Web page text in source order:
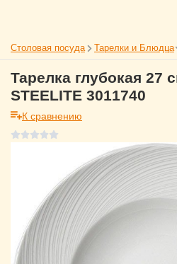
Столовая посуда Тарелки и Блюдца
Тарелка глубокая 27
STEELITE 3011740
К сравнению